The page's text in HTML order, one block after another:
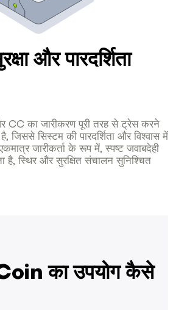
और पारदर्शिता
CC का जारीकरण पूरी तरह से ट्रेस करने
जिससे सिस्टम की पारदर्शिता और विश्वास में
जारीकर्ता के रूप में, स्पष्ट जवाबदेही
स्थिर और सुरक्षित संचालन सुनिश्चित
का उपयोग कैसे